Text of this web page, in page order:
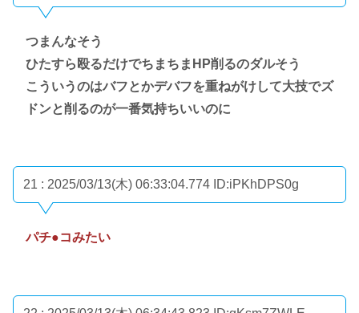
つまんなそう
ひたすら殴るだけでちまちまHP削るのダルそう
こういうのはバフとかデバフを重ねがけして大技でズ
ドンと削るのが一番気持ちいいのに
21 : 2025/03/13(木) 06:33:04.774 ID:iPKhDPS0g
パチ●コみたい